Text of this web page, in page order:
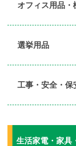
オフィス用品・
選挙用品
工事・安全・保
生活家電・家具